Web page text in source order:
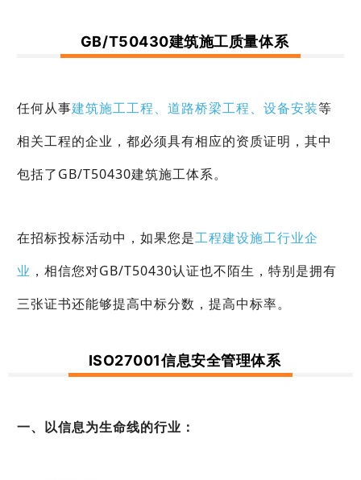
GB/T50430建筑施工质量体系
任何从事建筑施工工程、道路桥梁工程、设备安装等
相关工程的企业，都必须具有相应的资质证明，其中
包括了GB/T50430建筑施工体系。
在招标投标活动中，如果您是工程建设施工行业企
业 ，相信您对GB/T50430认证也不陌生，特别是拥有
三张证书还能够提高中标分数，提高中标率。
ISO27001信息安全管理体系
一、以信息为生命线的行业：